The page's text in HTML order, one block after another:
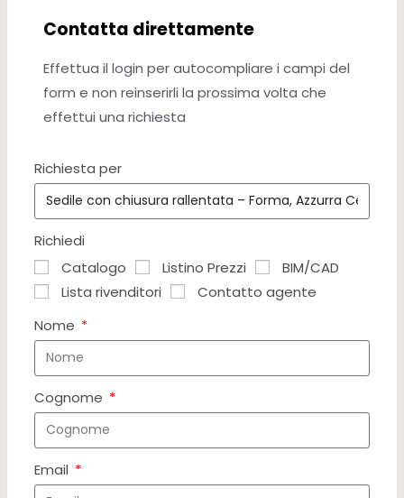
Contatta direttamente
Effettua il login per autocompliare i campi del
form e non reinserirli la prossima volta che
effettui una richiesta
Richiesta per
Richiedi
Catalogo
Listino Prezzi
BIM/CAD
Lista rivenditori
Contatto agente
Nome
Cognome
Email